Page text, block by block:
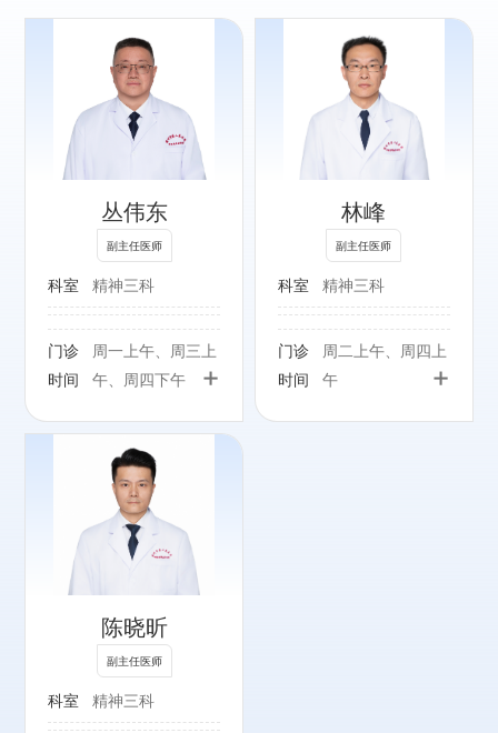
丛伟东
副主任医师
科室 精神三科
门诊
时间
周一上午、周三上
午、周四下午
+
林峰
副主任医师
科室 精神三科
门诊
时间
周二上午、周四上
午
+
专长：
精神分裂症、情绪
障碍、物质滥用、
睡眠障碍
陈晓昕
副主任医师
科室 精神三科